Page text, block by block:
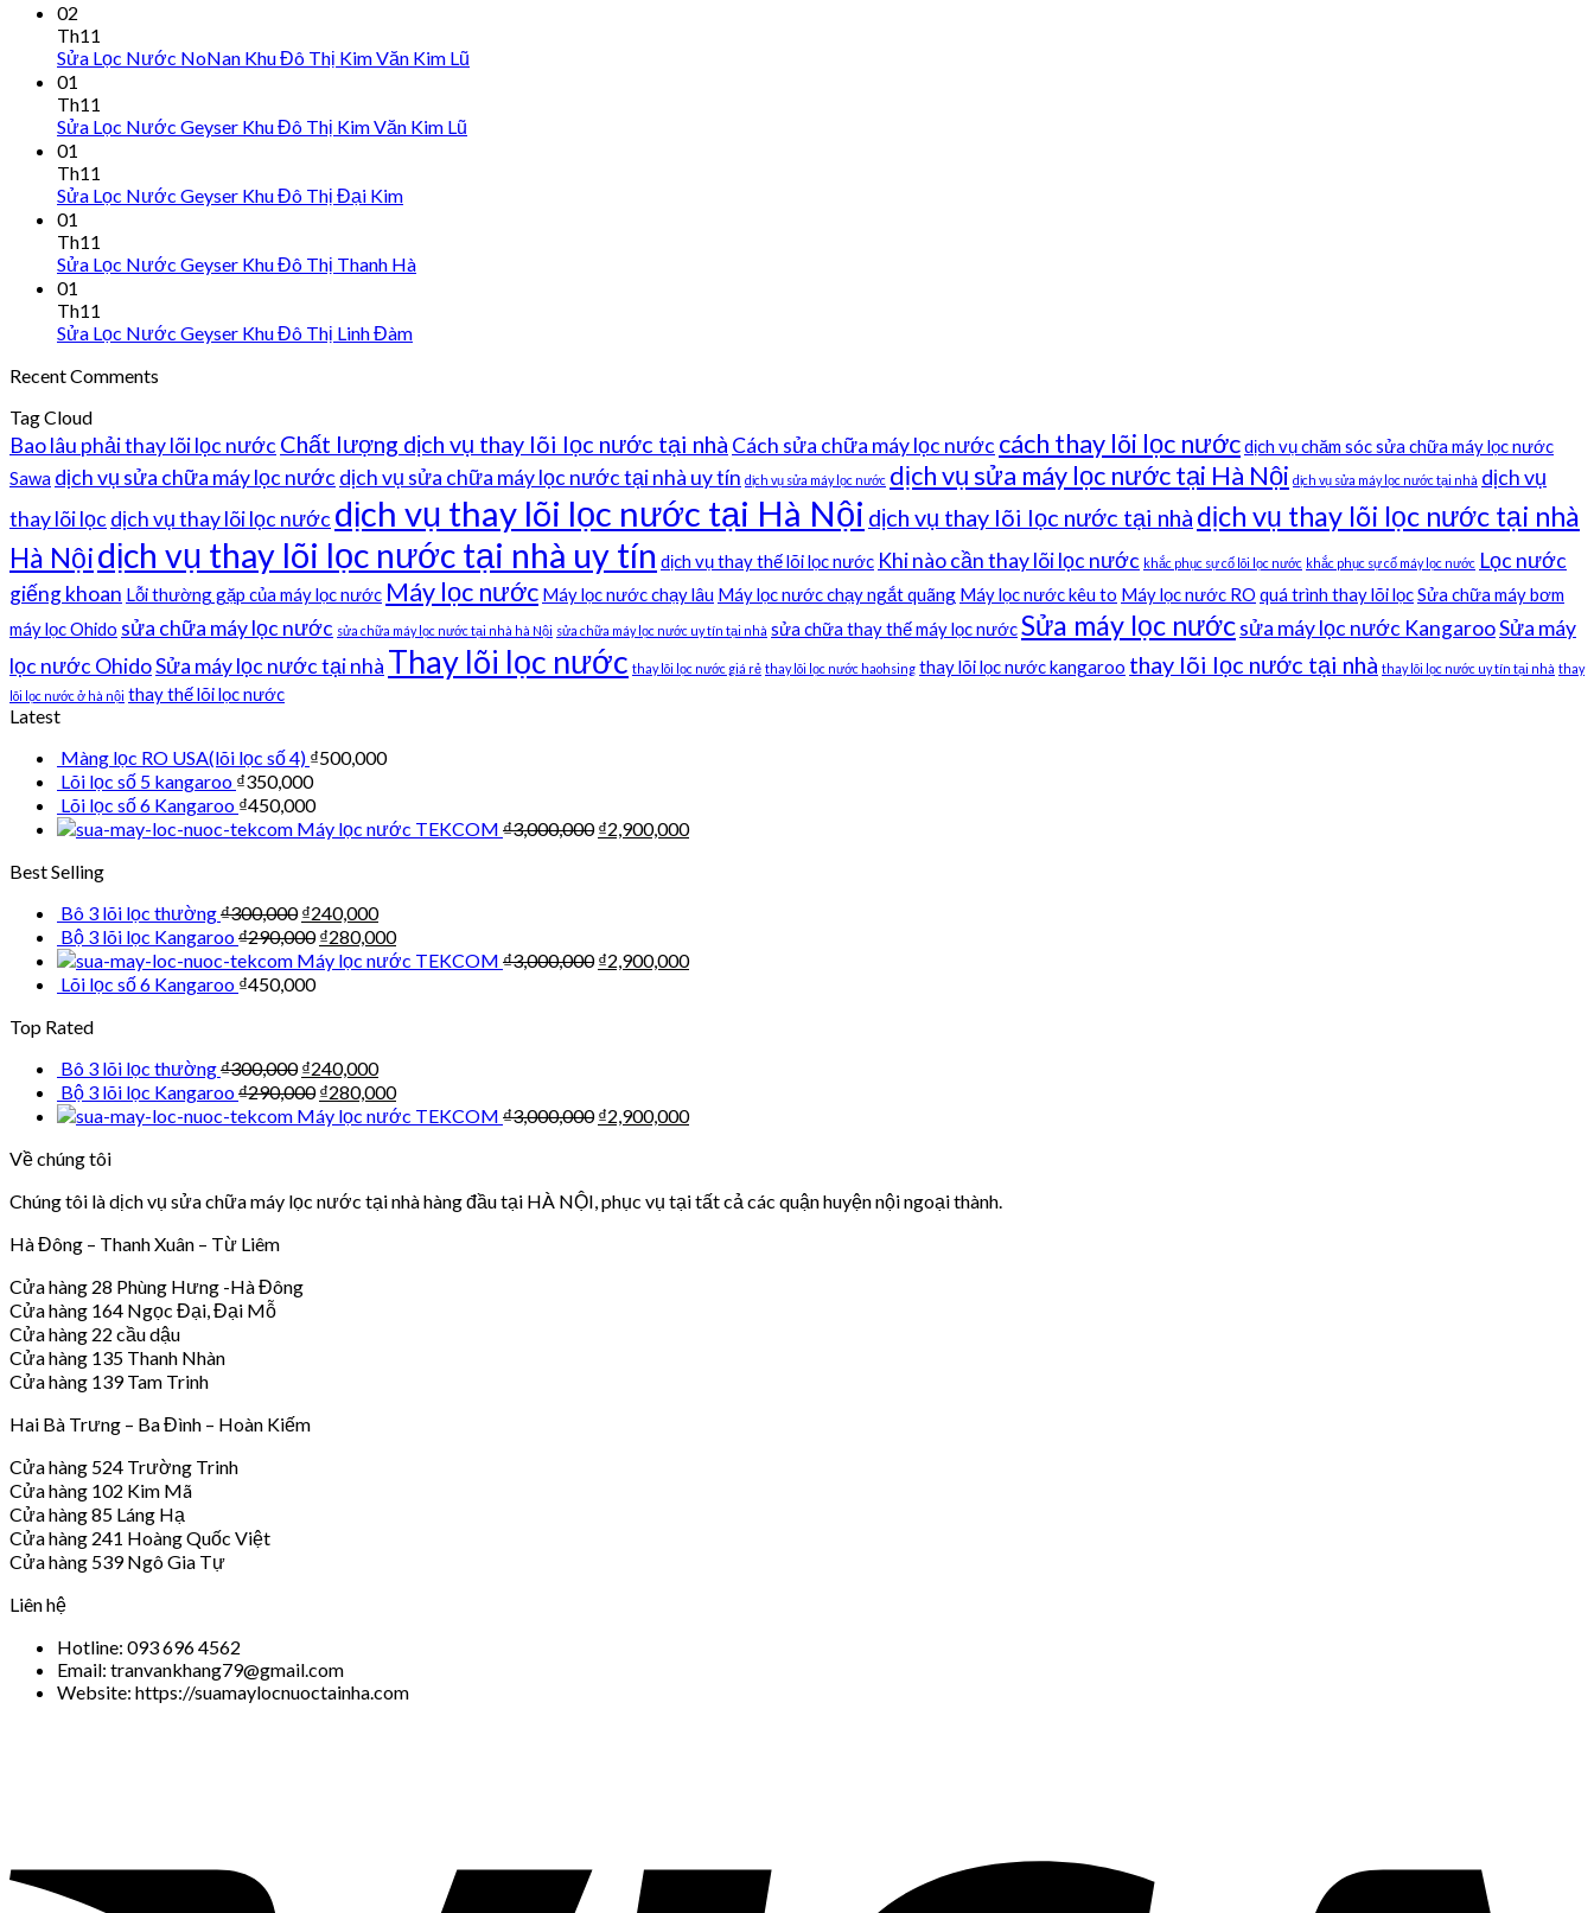
02
Th11
Sửa Lọc Nước NoNan Khu Đô Thị Kim Văn Kim Lũ
01
Th11
Sửa Lọc Nước Geyser Khu Đô Thị Kim Văn Kim Lũ
01
Th11
Sửa Lọc Nước Geyser Khu Đô Thị Đại Kim
01
Th11
Sửa Lọc Nước Geyser Khu Đô Thị Thanh Hà
01
Th11
Sửa Lọc Nước Geyser Khu Đô Thị Linh Đàm
Recent Comments
Tag Cloud
Bao lâu phải thay lõi lọc nước Chất lượng dịch vụ thay lõi lọc nước tại nhà Cách sửa chữa máy lọc nước cách thay lõi lọc nướcdịch vụ chăm sóc sửa chữa máy lọc nước
Sawa dịch vụ sửa chữa máy lọc nước dịch vụ sửa chữa máy lọc nước tại nhà uy tín dịch vụ sửa máy lọc nước dịch vụ sửa máy lọc nước tại Hà Nội dịch vụ sửa máy lọc nước tại nhà dịch vụ
thay lõi lọc dịch vụ thay lõi lọc nước dịch vụ thay lõi lọc nước tại Hà Nội dịch vụ thay lõi lọc nước tại nhà dịch vụ thay lõi lọc nước tại nhà
Hà Nộidịch vụ thay lõi lọc nước tại nhà uy tín dịch vụ thay thế lõi lọc nước Khi nào cần thay lõi lọc nước khắc phục sự cố lõi lọc nước khắc phục sự cố máy lọc nước Lọc nước
giếng khoan Lỗi thường gặp của máy lọc nước Máy lọc nước Máy lọc nước chạy lâu Máy lọc nước chạy ngắt quãng Máy lọc nước kêu to Máy lọc nước RO quá trình thay lõi lọcSửa chữa máy bơm
máy lọc Ohido sửa chữa máy lọc nước sửa chữa máy lọc nước tại nhà hà Nội sửa chữa máy lọc nước uy tín tại nhà sửa chữa thay thế máy lọc nướcSửa máy lọc nướcsửa máy lọc nước KangarooSửa máy
lọc nước OhidoSửa máy lọc nước tại nhà Thay lõi lọc nước thay lõi lọc nước giá rẻ thay lõi lọc nước haohsing thay lõi lọc nước kangaroo thay lõi lọc nước tại nhà thay lõi lọc nước uy tín tại nhà thay
lõi lọc nước ở hà nội thay thế lõi lọc nước
Latest
Màng lọc RO USA(lõi lọc số 4) ₫500,000
Lõi lọc số 5 kangaroo ₫350,000
Lõi lọc số 6 Kangaroo ₫450,000
Máy lọc nước TEKCOM ₫3,000,000 ₫2,900,000
Best Selling
Bô 3 lõi lọc thường₫300,000 ₫240,000
Bộ 3 lõi lọc Kangaroo₫290,000 ₫280,000
Máy lọc nước TEKCOM ₫3,000,000 ₫2,900,000
Lõi lọc số 6 Kangaroo ₫450,000
Top Rated
Bô 3 lõi lọc thường₫300,000 ₫240,000
Bộ 3 lõi lọc Kangaroo₫290,000 ₫280,000
Máy lọc nước TEKCOM ₫3,000,000 ₫2,900,000
Về chúng tôi
Chúng tôi là dịch vụ sửa chữa máy lọc nước tại nhà hàng đầu tại HÀ NỘI, phục vụ tại tất cả các quận huyện nội ngoại thành.
Hà Đông – Thanh Xuân – Từ Liêm
Cửa hàng 28 Phùng Hưng -Hà Đông
Cửa hàng 164 Ngọc Đại, Đại Mỗ
Cửa hàng 22 cầu dậu
Cửa hàng 135 Thanh Nhàn
Cửa hàng 139 Tam Trinh
Hai Bà Trưng – Ba Đình – Hoàn Kiếm
Cửa hàng 524 Trường Trinh
Cửa hàng 102 Kim Mã
Cửa hàng 85 Láng Hạ
Cửa hàng 241 Hoàng Quốc Việt
Cửa hàng 539 Ngô Gia Tự
Liên hệ
Hotline: 093 696 4562
Email: tranvankhang79@gmail.com
Website: https://suamaylocnuoctainha.com